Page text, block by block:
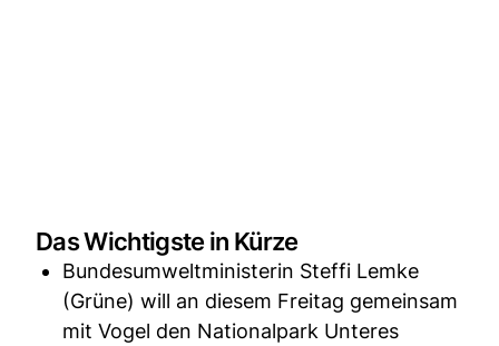
Das Wichtigste in Kürze
Bundesumweltministerin Steffi Lemke
(Grüne) will an diesem Freitag gemeinsam
mit Vogel den Nationalpark Unteres